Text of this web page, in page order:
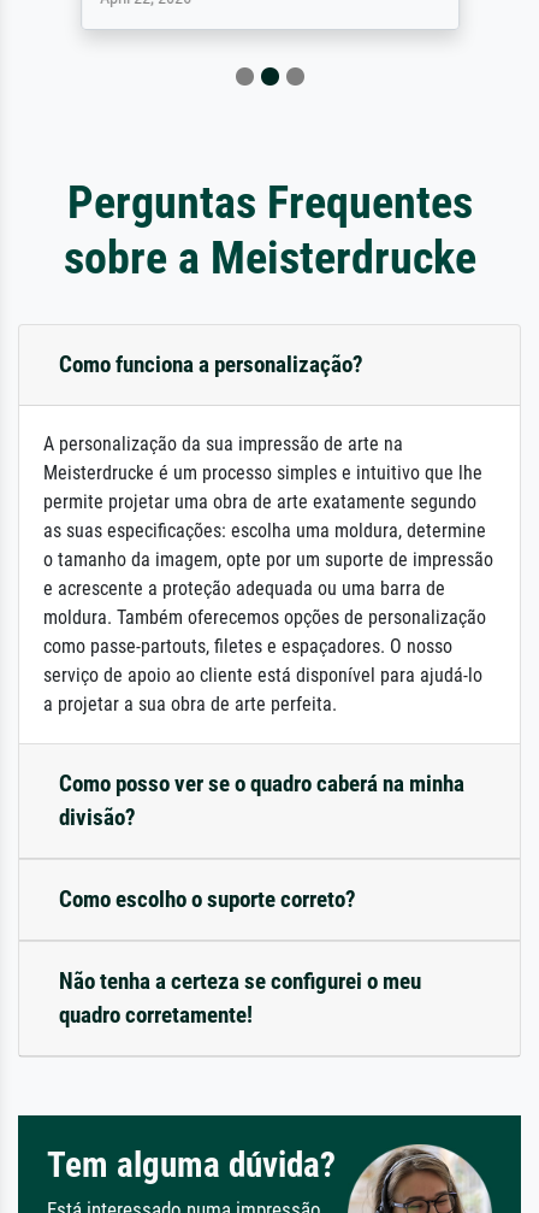
Perguntas Frequentes
sobre a Meisterdrucke
Como funciona a personalização?
A personalização da sua impressão de arte na
Meisterdrucke é um processo simples e intuitivo que lhe
permite projetar uma obra de arte exatamente segundo
as suas especificações: escolha uma moldura, determine
o tamanho da imagem, opte por um suporte de impressão
e acrescente a proteção adequada ou uma barra de
moldura. Também oferecemos opções de personalização
como passe-partouts, filetes e espaçadores. O nosso
serviço de apoio ao cliente está disponível para ajudá-lo
a projetar a sua obra de arte perfeita.
Como posso ver se o quadro caberá na minha
divisão?
Como escolho o suporte correto?
Não tenha a certeza se configurei o meu
quadro corretamente!
Tem alguma dúvida?